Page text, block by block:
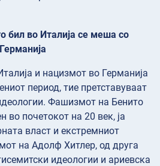
во Италија се меша со
и нацизмот во Германија
период, тие претставуваат
Фашизмот на Бенито
во почетокот на 20 век, ја
власт и екстремниот
на Адолф Хитлер, од друга
идеологии и ариевска